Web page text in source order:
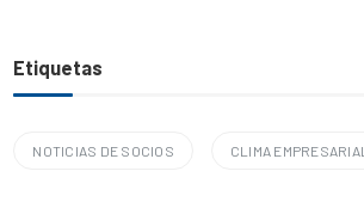
Etiquetas
NOTICIAS DE SOCIOS CLIMA EMPRESARIAL